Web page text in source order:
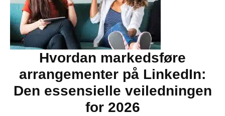
Hvordan markedsføre
arrangementer på LinkedIn:
Den essensielle veiledningen
for 2026